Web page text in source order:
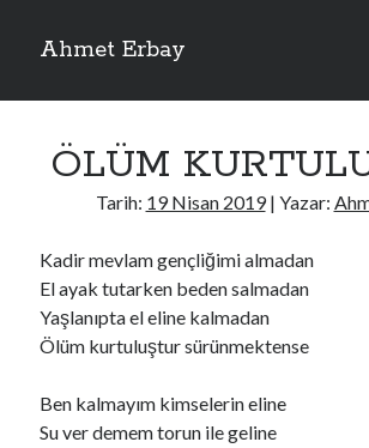
Ahmet Erbay
Yan
Menü
ELİF BENİ BIRAKMA
ÖLÜM GELSİN
DOĞRU YOLDAN ÇIKAMAM
Son Yorumlar
BAĞIŞLA ADINIiçindario72
BAĞIŞLA ADINIiçinold_betty6573
ÖLÜM
Tarih: 19 Nisan 2019| Yazar:
Kadir mevlam gençliğimi almadan
El ayak tutarken beden salmadan
Yaşlanıpta el eline kalmadan
Ölüm kurtuluştur sürünmektense
Ben kalmayım kimselerin eline
Su ver demem torun ile geline